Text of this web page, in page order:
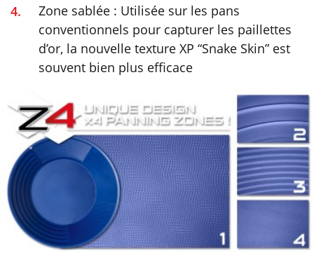
Zone sablée : Utilisée sur les pans
conventionnels pour capturer les paillettes
d’or, la nouvelle texture XP “Snake Skin” est
souvent bien plus efficace